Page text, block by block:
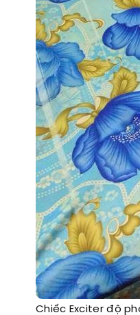
Chiếc Exciter độ